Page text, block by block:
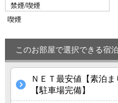
禁煙/喫煙
喫煙
このお部屋で選択できる宿
ＮＥＴ最安値【素泊
【駐車場完備】